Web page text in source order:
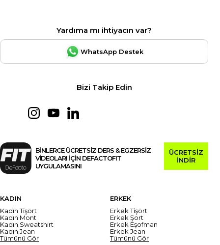
Yardıma mı ihtiyacın var?
WhatsApp Destek
Bizi Takip Edin
BİNLERCE ÜCRETSİZ DERS & EGZERSİZ
VİDEOLARI İÇİN DEFACTOFIT
UYGULAMASINI
ÜCRETSİZ
İNDİR
KADIN
Kadın Tişört
Kadın Mont
Kadın Sweatshirt
Kadın Jean
Tümünü Gör
ERKEK
Erkek Tişört
Erkek Şort
Erkek Eşofman
Erkek Jean
Tümünü Gör